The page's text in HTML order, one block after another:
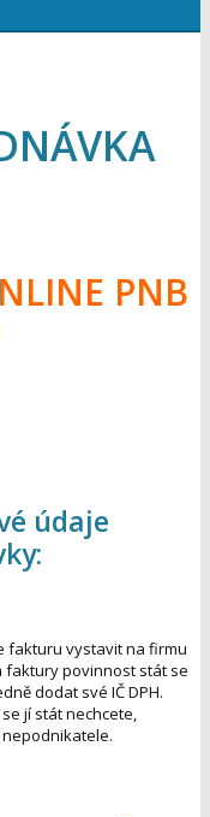
PNB
údaje
fakturu vystavit na firmu
faktury povinnost stát se
dodat své IČ DPH.
jí stát nechcete,